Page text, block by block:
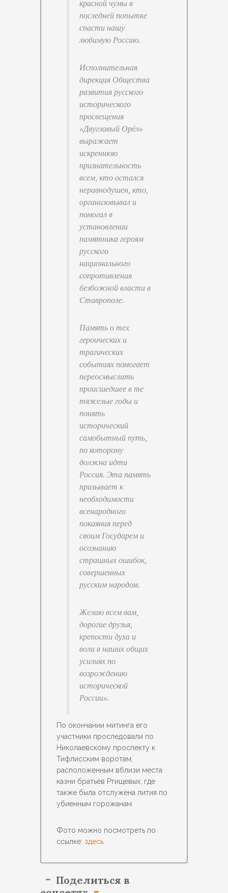
красной чумы в
последней попытке
спасти нашу
любимую Россию.
Исполнительная
дирекция Общества
развития русского
исторического
просвещения
«Двуглавый Орёл»
выражает
искреннюю
признательность
всем, кто остался
неравнодушен, кто,
организовывал и
помогал в
установлении
памятника героям
русского
национального
сопротивления
безбожной власти в
Ставрополе.
Память о тех
героических и
трагических
событиях помогает
переосмыслить
происшедшее в те
тяжелые годы и
понять
исторический
самобытный путь,
по которому
должна идти
Россия. Эта память
призывает к
необходимости
всенародного
покаяния перед
своим Государем и
осознанию
страшных ошибок,
совершенных
русским народом.
Желаю всем вам,
дорогие друзья,
крепости духа и
воли в наших общих
усилиях по
возрождению
исторической
России».
По окончании митинга его
участники проследовали по
Николаевскому проспекту к
Тифлисским воротам,
расположенным вблизи места
казни братьев Ртищевых, где
также была отслужена лития по
убиенным горожанам.
Фото можно посмотреть по
ссылке: здесь.
Поделиться в